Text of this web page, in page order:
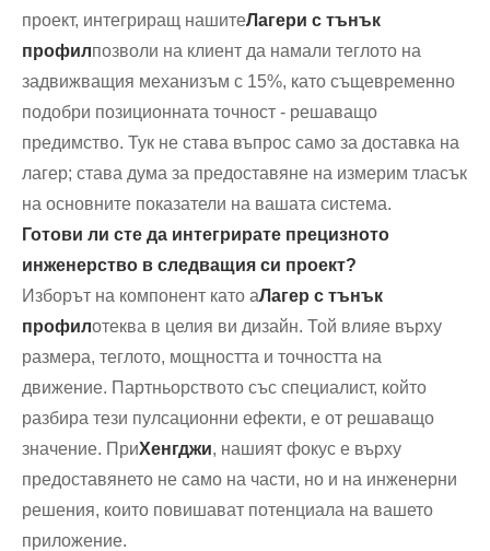
проект, интегриращ нашитеЛагери с тънък
профилпозволи на клиент да намали теглото на
задвижващия механизъм с 15%, като същевременно
подобри позиционната точност - решаващо
предимство. Тук не става въпрос само за доставка на
лагер; става дума за предоставяне на измерим тласък
на основните показатели на вашата система.
Готови ли сте да интегрирате прецизното
инженерство в следващия си проект?
Изборът на компонент като aЛагер с тънък
профилотеква в целия ви дизайн. Той влияе върху
размера, теглото, мощността и точността на
движение. Партньорството със специалист, който
разбира тези пулсационни ефекти, е от решаващо
значение. ПриХенгджи, нашият фокус е върху
предоставянето не само на части, но и на инженерни
решения, които повишават потенциала на вашето
приложение.